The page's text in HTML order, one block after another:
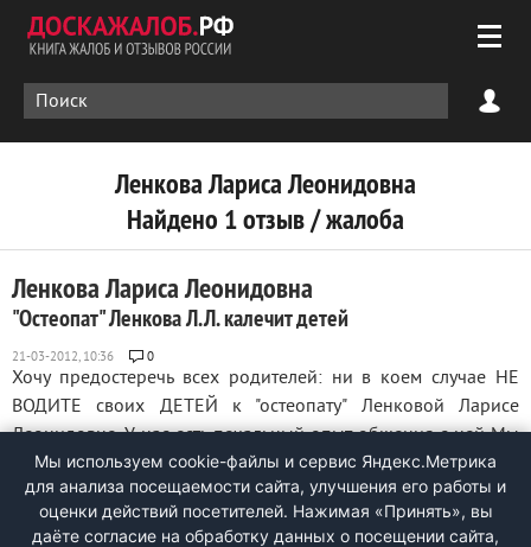
Ленкова Лариса Леонидовна
Найдено 1 отзыв / жалоба
Ленкова Лариса Леонидовна
"Остеопат" Ленкова Л.Л. калечит детей
0
Хочу предостеречь всех родителей: ни в коем случае НЕ
ВОДИТЕ своих ДЕТЕЙ к "остеопату" Ленковой Ларисе
Леонидовне. У нас есть печальный опыт общения с ней Мы
с мужем повели ншего 2.5 месячного сына к ней на приём,
после чего у ребёнка перекосило шею и лопатку на одну
сторону. Более того, ...
Мы используем cookie-файлы и сервис Яндекс.Метрика
для анализа посещаемости сайта, улучшения его работы и
оценки действий посетителей. Нажимая «Принять», вы
даёте согласие на обработку данных о посещении сайта,